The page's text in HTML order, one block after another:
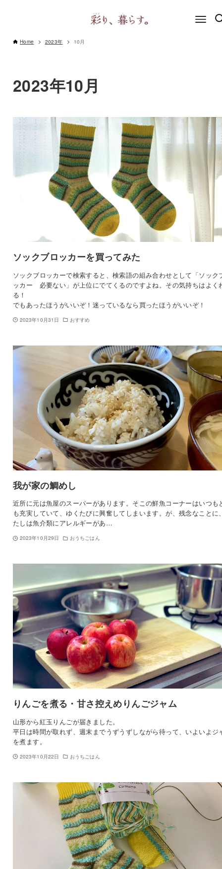
Home 2023年 10月
2023年10月
ソックブロッカーを買ってみた
ソックブロッカーで検索すると、検索語の組み合わせとして「ソック
ッカー 必要ない」が上位にでてくるのですよね。その気持ちはよく
る！
でもあったほうがいいぞ！迷っているなら買ったほうがいいぞ！
2023年10月31日 おすすめ
我が家の鯛めし
近所に元は魚屋のスーパーがあります。そこの鮮魚コーナーはいつも
も充実していて、ゆくたびに興奮してしまいます。が、残念なことに
たしは魚介類にアレルギーがあ…
2023年10月29日 おうちごはん
りんごを煮る・甘さ控えめりんごジャム
山形から紅玉りんごが届きました。
平日は時間が取れず、週末までうずうずしながら待って、いよいよジ
を煮ます。
2023年10月22日 おうちごはん